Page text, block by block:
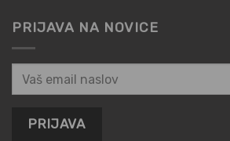
PRIJAVA NA NOVICE